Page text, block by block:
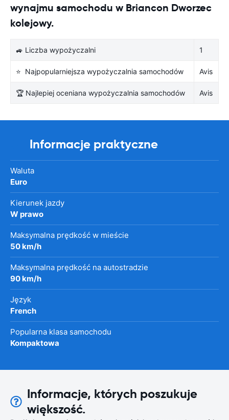
wynajmu samochodu w Briancon Dworzec
kolejowy.
🚙 Liczba wypożyczalni 1
⭐ Najpopularniejsza wypożyczalnia samochodów Avis
🏆 Najlepiej oceniana wypożyczalnia samochodów Avis
Informacje praktyczne
Waluta
Euro
Kierunek jazdy
W prawo
Maksymalna prędkość w mieście
50 km/h
Maksymalna prędkość na autostradzie
90 km/h
Język
French
Popularna klasa samochodu
Kompaktowa
Informacje, których poszukuje
większość.